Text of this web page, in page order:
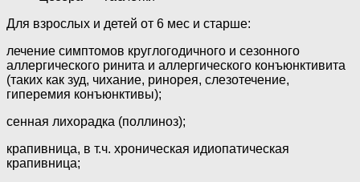
Для взрослых и детей от 6 мес и старше:
лечение симптомов круглогодичного и сезонного
аллергического ринита и аллергического конъюнктивита
(таких как зуд, чихание, ринорея, слезотечение,
гиперемия конъюнктивы);
сенная лихорадка (поллиноз);
крапивница, в т.ч. хроническая идиопатическая
крапивница;